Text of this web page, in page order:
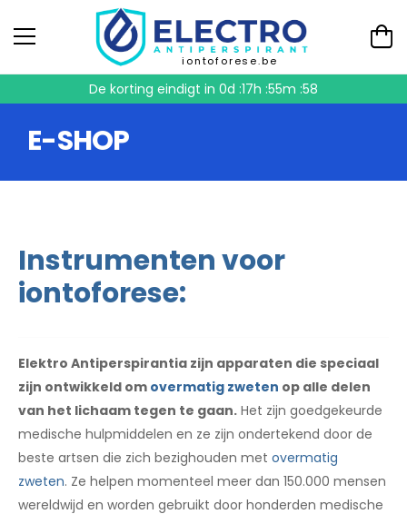
iontoforese.be
De korting eindigt in 0d :17h :55m :57
E-SHOP
Instrumenten voor
iontoforese:
Elektro Antiperspirantia zijn apparaten die speciaal
zijn ontwikkeld om overmatig zweten op alle delen
van het lichaam tegen te gaan. Het zijn goedgekeurde
medische hulpmiddelen en ze zijn ondertekend door de
beste artsen die zich bezighouden met overmatig
zweten. Ze helpen momenteel meer dan 150.000 mensen
wereldwijd en worden gebruikt door honderden medische